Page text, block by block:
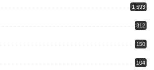
1 593
312
150
104